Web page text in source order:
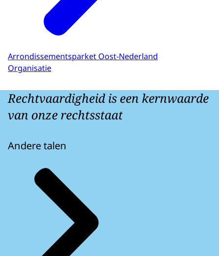
Arrondissementsparket Oost-Nederland
Organisatie
Rechtvaardigheid is een kernwaarde
van onze rechtsstaat
Andere talen